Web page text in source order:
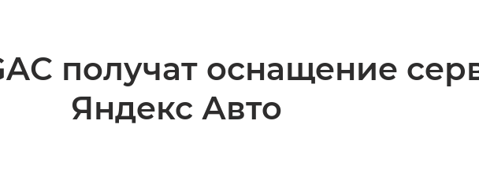
получат оснащение
Яндекс Авто